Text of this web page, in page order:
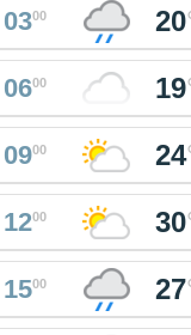
0300 20
0600 19
0900 24
1200 30
1500 27